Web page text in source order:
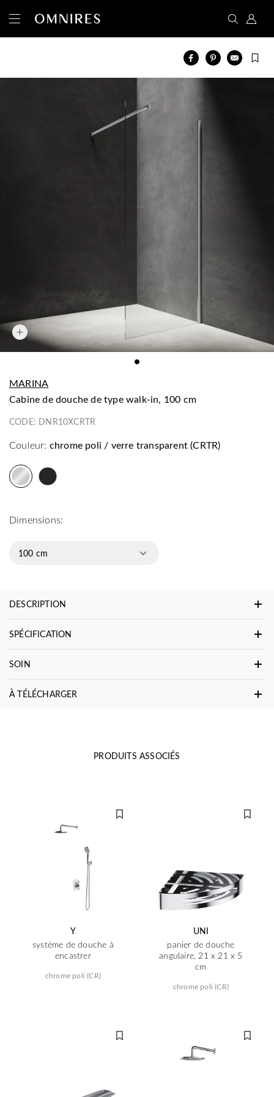
MARINA
cabine de douche de type walk-in, 100 cm
CODE: DNR10XCRTR
Couleur: chrome poli / verre transparent (CRTR)
Dimensions:
100 cm
DESCRIPTION
SPÉCIFICATION
SOIN
À TÉLÉCHARGER
PRODUITS ASSOCIÉS
Y
système de douche à
encastrer
chrome poli (CR)
UNI
panier de douche
angulaire, 21 x 21 x 5
cm
chrome poli (CR)